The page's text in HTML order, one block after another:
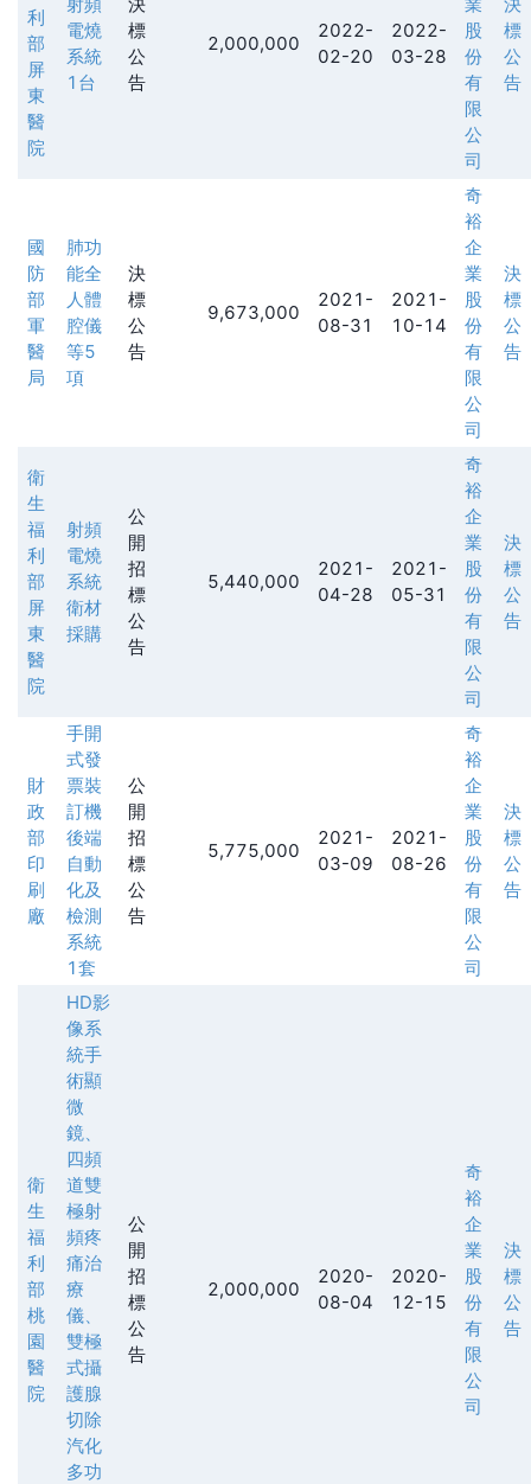
利
部
屏
東
醫
院
電燒
系統
1台
標
公
告
2,000,000
2022-
02-20
2022-
03-28
股
份
有
限
公
司
標
公
告
國
防
部
軍
醫
局
肺功
能全
人體
腔儀
等5
項
決
標
公
告
9,673,000
2021-
08-31
2021-
10-14
奇
裕
企
業
股
份
有
限
公
司
決
標
公
告
衛
生
福
利
部
屏
東
醫
院
射頻
電燒
系統
衛材
採購
公
開
招
標
公
告
5,440,000
2021-
04-28
2021-
05-31
奇
裕
企
業
股
份
有
限
公
司
決
標
公
告
財
政
部
印
刷
廠
手開
式發
票裝
訂機
後端
自動
化及
檢測
系統
1套
公
開
招
標
公
告
5,775,000
2021-
03-09
2021-
08-26
奇
裕
企
業
股
份
有
限
公
司
決
標
公
告
衛
生
福
利
部
桃
園
醫
院
HD影
像系
統手
術顯
微
鏡、
四頻
道雙
極射
頻疼
痛治
療
儀、
雙極
式攝
護腺
切除
汽化
多功
公
開
招
標
公
告
2,000,000
2020-
08-04
2020-
12-15
奇
裕
企
業
股
份
有
限
公
司
決
標
公
告